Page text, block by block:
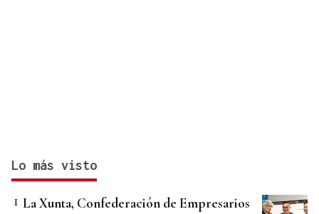
Lo más visto
La Xunta, Confederación de Empresarios